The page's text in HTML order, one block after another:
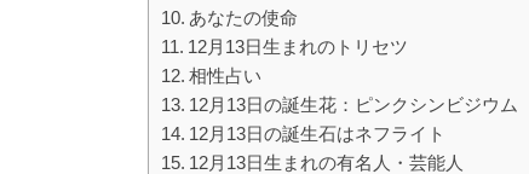
あなたの使命
12月13日生まれのトリセツ
相性占い
12月13日の誕生花：ピンクシンビジウム
12月13日の誕生石はネフライト
12月13日生まれの有名人・芸能人